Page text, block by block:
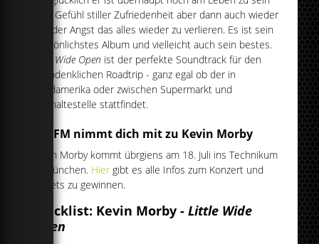
vom Gefühl stiller Zufriedenheit aber dann auch wieder
von der Angst das alles wieder zu verlieren. Es ist sein
persönlichstes Album und vielleicht auch sein bestes.
Little Wide Open ist der perfekte Soundtrack für den
nachdenklichen Roadtrip - ganz egal ob der in
Nordamerika oder zwischen Supermarkt und
Bushaltestelle stattfindet.
egoFM nimmt dich mit zu Kevin Morby
Kevin Morby kommt übrgiens am 18. Juli ins Technikum
in München. Hier gibt es alle Infos zum Konzert und
Tickets zu gewinnen.
Tracklist: Kevin Morby -Little Wide
Open